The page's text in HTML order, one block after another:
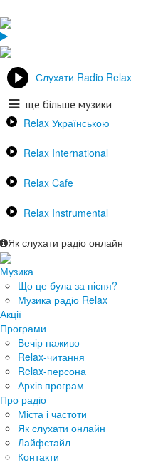
Слухати Radio Relax
ще більше музики
Relax Українською
Relax International
Relax Cafe
Relax Instrumental
Як слухати радіо онлайн
Музика
Що це була за пісня?
Музика радіо Relax
Акції
Програми
Вечір наживо
Relax-читання
Relax-персона
Архів програм
Про радіо
Міста і частоти
Як слухати онлайн
Лайфстайл
Контакти